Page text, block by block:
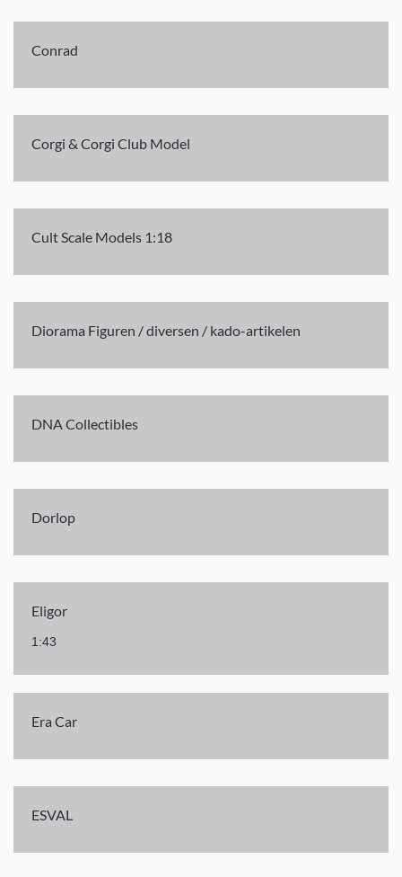
Conrad
Corgi & Corgi Club Model
Cult Scale Models 1:18
Diorama Figuren / diversen / kado-artikelen
DNA Collectibles
Dorlop
Eligor
1:43
Era Car
ESVAL